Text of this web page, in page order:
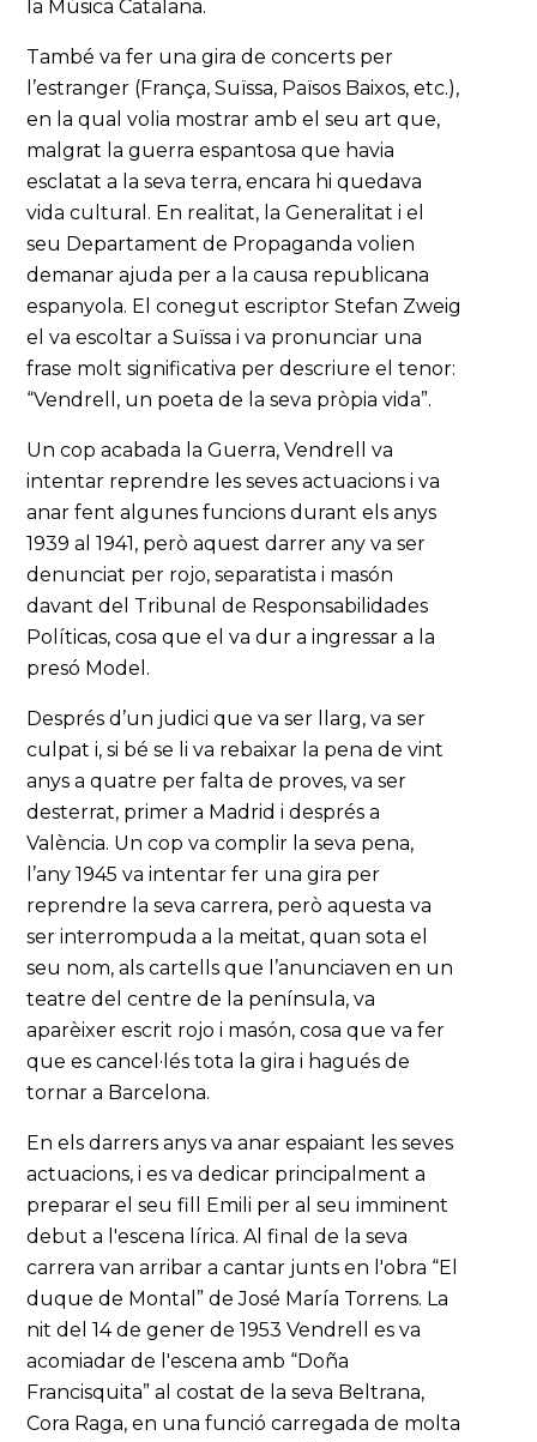
la Música Catalana.
També va fer una gira de concerts per
l’estranger (França, Suïssa, Països Baixos, etc.),
en la qual volia mostrar amb el seu art que,
malgrat la guerra espantosa que havia
esclatat a la seva terra, encara hi quedava
vida cultural. En realitat, la Generalitat i el
seu Departament de Propaganda volien
demanar ajuda per a la causa republicana
espanyola. El conegut escriptor Stefan Zweig
el va escoltar a Suïssa i va pronunciar una
frase molt significativa per descriure el tenor:
“Vendrell, un poeta de la seva pròpia vida”.
Un cop acabada la Guerra, Vendrell va
intentar reprendre les seves actuacions i va
anar fent algunes funcions durant els anys
1939 al 1941, però aquest darrer any va ser
denunciat per rojo, separatista i masón
davant del Tribunal de Responsabilidades
Políticas, cosa que el va dur a ingressar a la
presó Model.
Després d’un judici que va ser llarg, va ser
culpat i, si bé se li va rebaixar la pena de vint
anys a quatre per falta de proves, va ser
desterrat, primer a Madrid i després a
València. Un cop va complir la seva pena,
l’any 1945 va intentar fer una gira per
reprendre la seva carrera, però aquesta va
ser interrompuda a la meitat, quan sota el
seu nom, als cartells que l’anunciaven en un
teatre del centre de la península, va
aparèixer escrit rojo i masón, cosa que va fer
que es cancel·lés tota la gira i hagués de
tornar a Barcelona.
En els darrers anys va anar espaiant les seves
actuacions, i es va dedicar principalment a
preparar el seu fill Emili per al seu imminent
debut a l'escena lírica. Al final de la seva
carrera van arribar a cantar junts en l'obra “El
duque de Montal” de José María Torrens. La
nit del 14 de gener de 1953 Vendrell es va
acomiadar de l'escena amb “Doña
Francisquita” al costat de la seva Beltrana,
Cora Raga, en una funció carregada de molta